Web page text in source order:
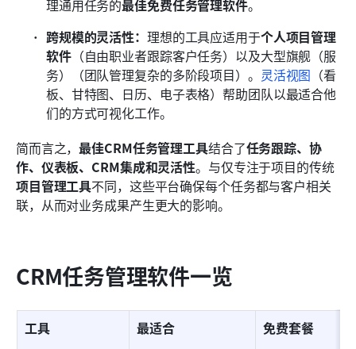
理通用任务的最佳免费任务管理软件。
跨规模的灵活性： 理想的工具应适用于个人项目管理
软件（自由职业者跟踪客户任务）以及大型旗舰（服
务）（团队管理复杂的多阶段项目）。 灵活视图 （看
板、甘特图、日历、电子表格）帮助团队以最适合他
们的方式可视化工作。
简而言之，最佳CRM任务管理工具结合了任务跟踪、协
作、仪表板、CRM集成和灵活性。与仅专注于项目的传统
项目管理工具不同，这些平台确保每个任务都与客户相关
联，从而对业务成果产生更大的影响。
CRM任务管理软件一览
工具 最适合 免费套餐